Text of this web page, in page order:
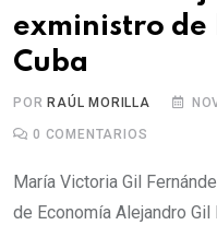
exministro de
Cuba
POR RAÚL MORILLA
0 COMENTARIOS
María Victoria Gil
de Economía Alejandro